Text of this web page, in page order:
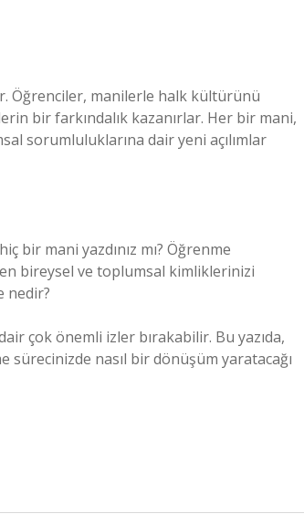
Öğrenciler, manilerle halk kültürünü
bir farkındalık kazanırlar. Her bir mani,
sorumluluklarına dair yeni açılımlar
bir mani yazdınız mı? Öğrenme
bireysel ve toplumsal kimliklerinizi
nedir?
çok önemli izler bırakabilir. Bu yazıda,
nasıl bir dönüşüm yaratacağı